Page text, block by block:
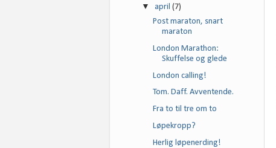
▼april(7)
Post maraton, snart
maraton
London Marathon:
Skuffelse og glede
London calling!
Tom. Daff. Avventende.
Fra to til tre om to
Løpekropp?
Herlig løpenerding!